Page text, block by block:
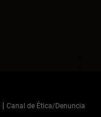
Canal de Ética/Denuncia